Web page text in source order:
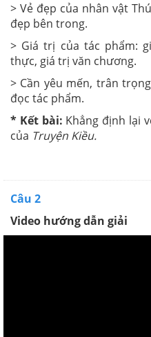
> Vẻ đẹp của nhân vật
đẹp bên trong.
> Giá trị của tác phẩm:
thực, giá trị văn chương.
> Cần yêu mến, trân
đọc tác phẩm.
* Kết bài: Khẳng định lại
của Truyện Kiều.
Câu 2
Video hướng dẫn giải